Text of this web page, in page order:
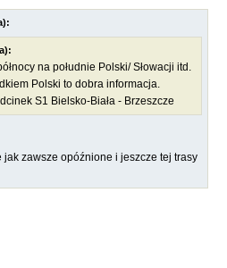
na południe Polski/ Słowacji itd.
Polski to dobra informacja.
S1 Bielsko-Biała - Brzeszcze
jak zawsze opóźnione i jeszcze tej trasy